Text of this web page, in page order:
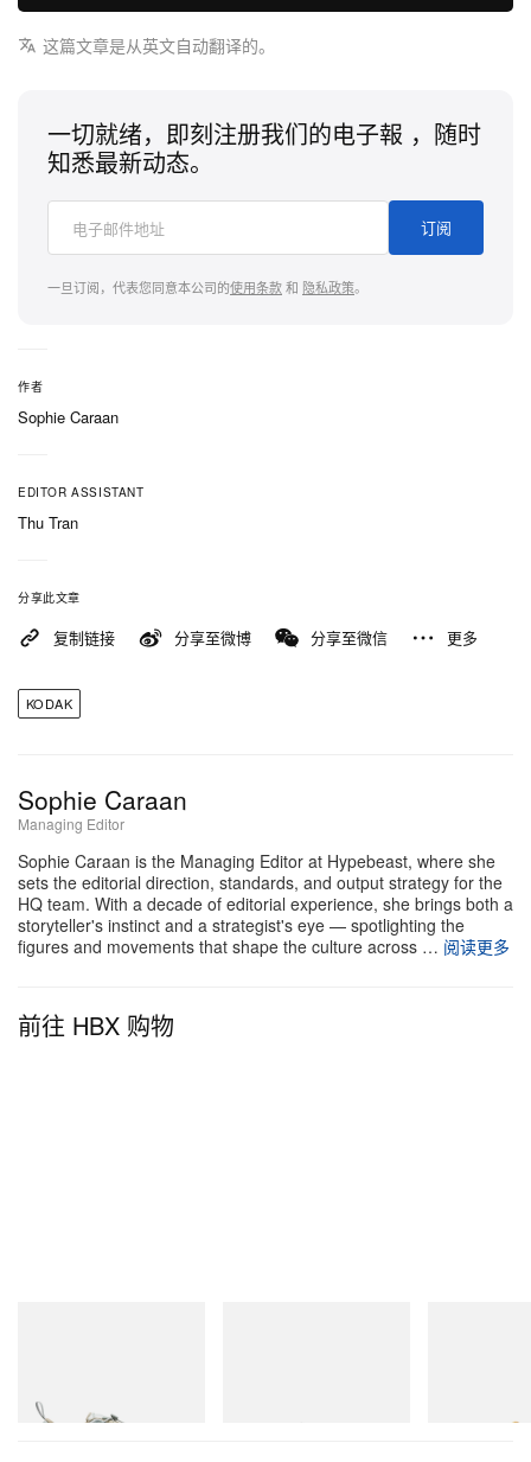
的设计语言，在延续首款 Charmera 溯源自 1987 年
Kodak Fling 经典血统的基础上，演绎出更具千禧时
本次依旧以盲盒形式发售，每一台都在开盒之后，才
会从 7 款复古编码设计中揭晓其一。常规的 6 个版本
在每盒 1/6 的概率中平均分配，涵盖金属绿、橙色、
粉色以及经典银色与黑色配色，而一款液态金属效果
的隐藏款则以 1/48 的稀有概率现身。Whole Set 套
小巧机身内搭载 1.6MP、1/4” CMOS 传感器，配合
1080 分辨率、30 帧/秒的视频。外壳尺寸为 58 ×
24.5 × 20mm，重量仅 30 克，采用 ABS 材质打造，
钥匙圈以及一条用于充电与数据传输的 USB‑C 线；
存储需自备 1GB 至 128GB 的 microSD 卡，包装中
拍照模式新增 4 款相框与 7 种滤镜，包括旧式显像管
Teal 和 Violet Pixel 等色调，模拟 2000 年代初期数
码相机独特的色彩处理风格。背部屏幕与光学取景窗
组合构成取景系统，由一块 200mAh 可充电电池提
供电力。命名与外观都在强调它是原始 Charmera 系
列的正统继任者，而那一代本身又追溯至 1987 年
Kodak Fling 的经典轮廓，如今则将这条脉络延伸进
这篇文章是从英文自动翻译的。
一切就绪，即刻注册我们的电子報 ，随时
知悉最新动态。
订阅
一旦订阅，代表您同意本公司的使用条款和 隐私政策。
作者
Sophie Caraan
EDITOR ASSISTANT
Thu Tran
分享此文章
复制链接 分享至微博 分享至微信 更多
KODAK
Sophie Caraan
Managing Editor
Sophie Caraan is the Managing Editor at Hypebeast, where she
sets the editorial direction, standards, and output strategy for the
HQ team. With a decade of editorial experience, she brings both a
storyteller's instinct and a strategist's eye — spotlighting the
figures and movements that shape the culture across … 阅读更多
前往 HBX 购物
立刻购入